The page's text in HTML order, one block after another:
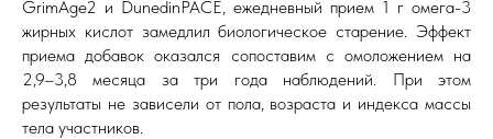
GrimAge2 и DunedinPACE, ежедневный прием 1 г омега-3
жирных кислот замедлил биологическое старение. Эффект
приема добавок оказался сопоставим с омоложением на
2,9–3,8 месяца за три года наблюдений. При этом
результаты не зависели от пола, возраста и индекса массы
тела участников.